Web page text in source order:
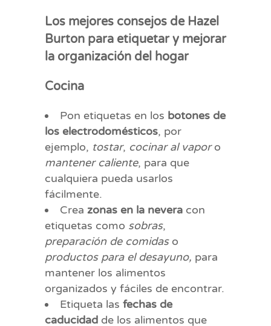
Los mejores consejos de Hazel
Burton para etiquetar y mejorar
la organización del hogar
Cocina
Pon etiquetas en los botones de
los electrodomésticos, por
ejemplo, tostar, cocinar al vaporo
mantener caliente, para que
cualquiera pueda usarlos
fácilmente.
Crea zonas en la nevera con
etiquetas como sobras,
preparación de comidaso
productos para el desayuno, para
mantener los alimentos
organizados y fáciles de encontrar.
Etiqueta las fechas de
caducidad de los alimentos que